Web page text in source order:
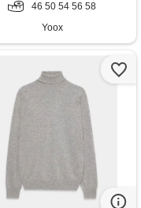
46 50 54 56 58
Yoox